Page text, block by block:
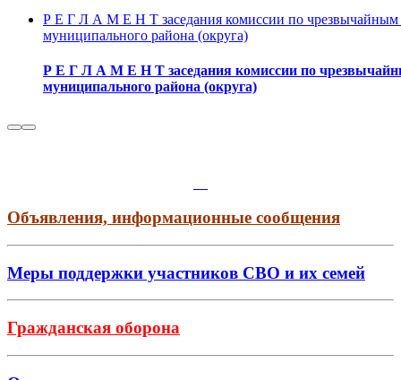
Р Е Г Л А М Е Н Т заседания комиссии по чрезвычайным
муниципального района (округа)
Р Е Г Л А М Е Н Т заседания комиссии по
муниципального района (округа)
Объявления, информационные сообщения
Меры поддержки участников СВО и их семей
Гражданская оборона